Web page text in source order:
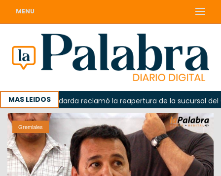
MENU
MAS LEIDOSOdarda reclamó la reapertura de la sucursal del
Gremiales